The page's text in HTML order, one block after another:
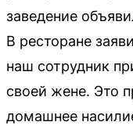
заведение
В ресторане
наш сотрудник
своей жене. Это
домашнее